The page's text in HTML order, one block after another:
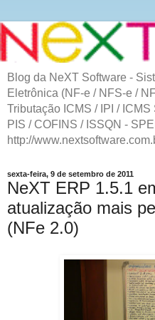
Blog da NeXT Software -
Eletrônica (NF-e / NFS-e /
Tributação ICMS / IPI /
PIS / COFINS / ISSQN -
http://
sexta-feira, 9 de setembro de 2011
NeXT ERP 1.5.1
atualização mais
(NFe 2.0)